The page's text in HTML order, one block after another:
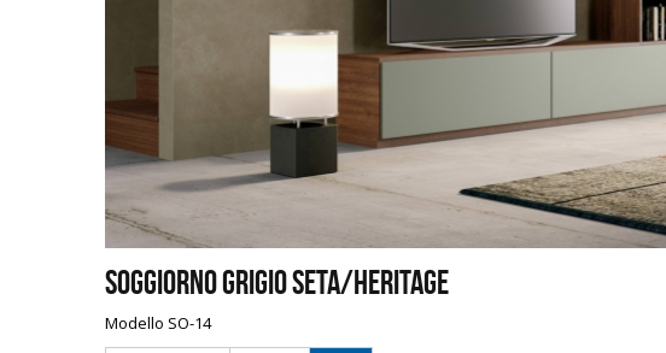
Soggiorno Grigio Seta/Heritage
Modello SO-14